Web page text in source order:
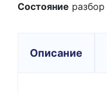
Состояние разбор
Описание